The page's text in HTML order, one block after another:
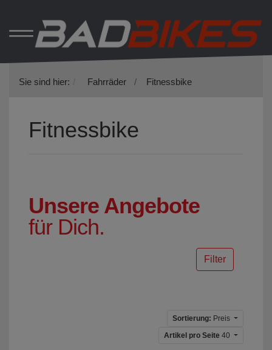
Sie sind hier: Fahrräder Fitnessbike
Fitnessbike
Unsere Angebote
für Dich.
Filter
Sortierung: Preis
Artikel pro Seite 40